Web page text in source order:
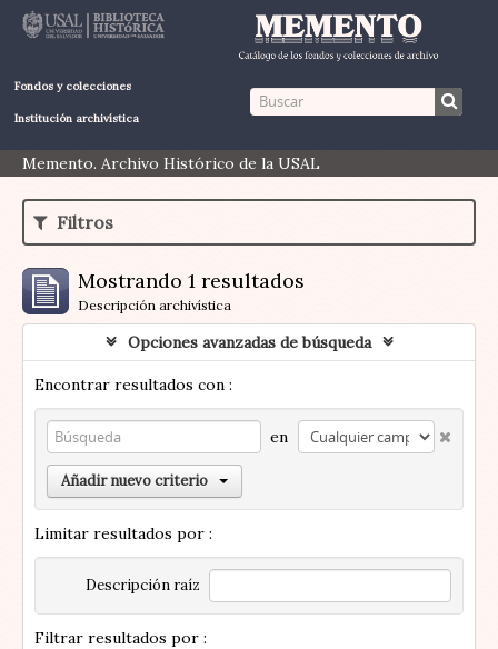
Fondos y colecciones
Institución archivística
Memento. Archivo Histórico de la USAL
Filtros
Mostrando 1 resultados
Descripción archivística
Opciones avanzadas de búsqueda
Encontrar resultados con :
en
Añadir nuevo criterio
Limitar resultados por :
Descripción raíz
Filtrar resultados por :